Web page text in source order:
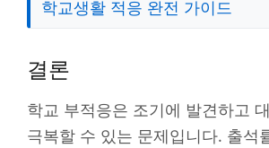
학교생활 적응 완전 가이드
결론
학교 부적응은 조기에 발견하고
극복할 수 있는 문제입니다. 출석